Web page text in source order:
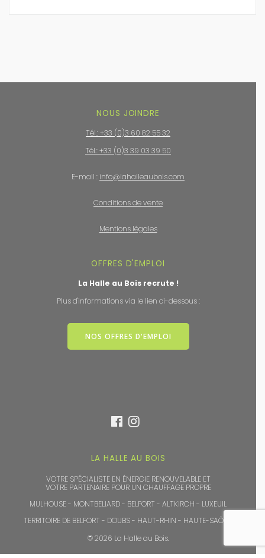
LA HALLE AU BOIS
VOTRE SPÉCIALISTE EN ÉNERGIE RENOUVELABLE ET
VOTRE PARTENAIRE POUR UN CHAUFFAGE PROPRE
MULHOUSE - MONTBELIARD - BELFORT - ALTKIRCH - LUXEUIL
TERRITOIRE DE BELFORT - DOUBS - HAUT-RHIN - HAUTE-SAÔNE
© 2026 La Halle au Bois.
NOUS JOINDRE
Tél.: +33 (0)3 60 82 55 32
Tél.: +33 (0)3 39 03 39 50
E-mail : info@lahalleaubois.com
Conditions de vente
Mentions légales
OFFRES D'EMPLOI
La Halle au Bois recrute !
Plus d'informations via le lien ci-dessous :
NOS OFFRES D'EMPLOI